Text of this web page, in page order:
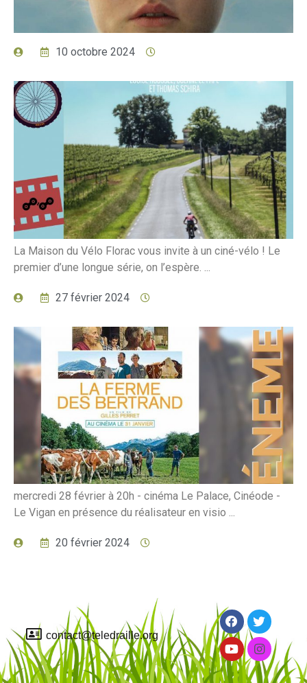
10 octobre 2024
La Maison du Vélo Florac vous invite à un ciné-vélo ! Le
premier d’une longue série, on l’espère. ...
27 février 2024
mercredi 28 février à 20h - cinéma Le Palace, Cinéode -
Le Vigan en présence du réalisateur en visio ...
20 février 2024
contact@teledraille.org